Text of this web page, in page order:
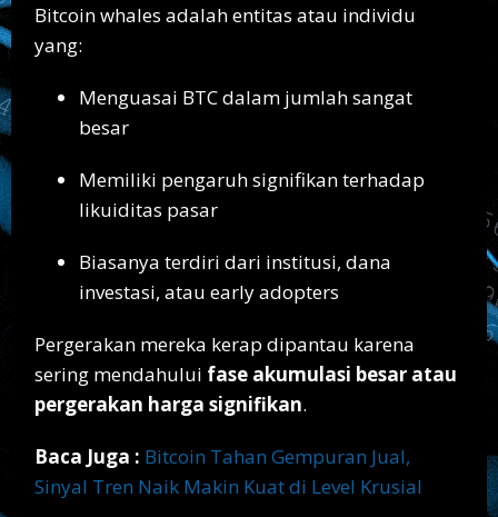
Bitcoin whales adalah entitas atau individu
yang:
Menguasai BTC dalam jumlah sangat
besar
Memiliki pengaruh signifikan terhadap
likuiditas pasar
Biasanya terdiri dari institusi, dana
investasi, atau early adopters
Pergerakan mereka kerap dipantau karena
sering mendahului fase akumulasi besar atau
pergerakan harga signifikan.
Baca Juga : Bitcoin Tahan Gempuran Jual,
Sinyal Tren Naik Makin Kuat di Level Krusial